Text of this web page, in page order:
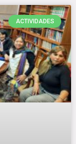
ACTIVIDADES